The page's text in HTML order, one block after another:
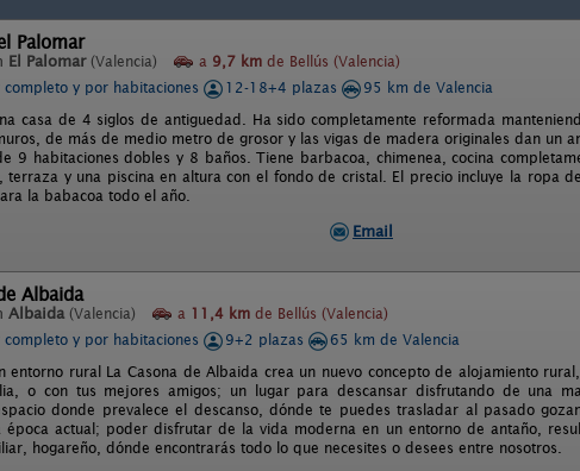
Palomar
El Palomar (Valencia) a 9,7 km de Bellús (Valencia)
completo y por habitaciones
12-18+4 plazas
95 km de Valencia
casa de 4 siglos de antiguedad. Ha sido completamente reformada
de más de medio metro de grosor y las vigas de madera originales dan un
9 habitaciones dobles y 8 baños. Tiene barbacoa, chimenea, cocina
terraza y una piscina en altura con el fondo de cristal. El precio incluye la ropa
la babacoa todo el año.
Email
Albaida
Albaida (Valencia) a 11,4 km de Bellús (Valencia)
completo y por habitaciones
9+2 plazas
65 km de Valencia
entorno rural La Casona de Albaida crea un nuevo concepto de alojamiento
o con tus mejores amigos; un lugar para descansar disfrutando de una
donde prevalece el descanso, dónde te puedes trasladar al pasado
época actual; poder disfrutar de la vida moderna en un entorno de antaño,
hogareño, dónde encontrarás todo lo que necesites o desees entre nosotros.